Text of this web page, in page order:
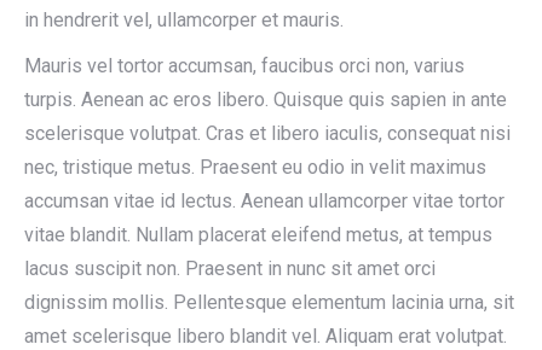
in hendrerit vel, ullamcorper et mauris.
Mauris vel tortor accumsan, faucibus orci non, varius
turpis. Aenean ac eros libero. Quisque quis sapien in ante
scelerisque volutpat. Cras et libero iaculis, consequat nisi
nec, tristique metus. Praesent eu odio in velit maximus
accumsan vitae id lectus. Aenean ullamcorper vitae tortor
vitae blandit. Nullam placerat eleifend metus, at tempus
lacus suscipit non. Praesent in nunc sit amet orci
dignissim mollis. Pellentesque elementum lacinia urna, sit
amet scelerisque libero blandit vel. Aliquam erat volutpat.